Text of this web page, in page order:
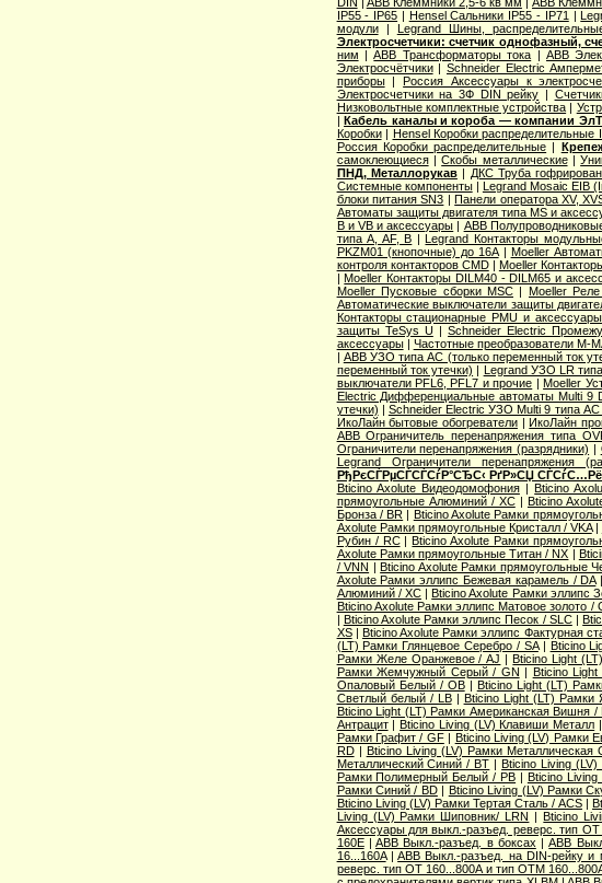
IP55 - IP65 | Hensel Сальники IP55 - IP71 |
модули| Legrand Шины,
Электросчетчики: счетчик однофазный,
ним |ABB Трансформаторы тока |ABB
Электросчётчики| Schneider Electric
приборы|Россия Аксессуары к
Электросчетчики на 3Ф DIN рейку |
Низковольтные комплектные устройства |
|Кабель каналы и короба — компании
Коробки| Hensel Коробки распределительные
Россия Коробки распределительные |
самоклеющиеся|Скобы металлические|
ПНД, Металлорукав| ДКС Труба
Системные компоненты| Legrand Mosaic ЕIB
блоки питания SN3 |Панели оператора XV,
Автоматы защиты двигателя типа MS и
B и VB и аксессуары | ABB
типа A, AF, B |Legrand Контакторы
PKZM01 (кнопочные) до 16А| Moeller
контроля контакторов CMD| Moeller
|Moeller Контакторы DILM40 - DILM65 и
Moeller Пусковые сборки MSC | Moeller
Автоматические выключатели защиты
Контакторы стационарные PMU и аксессуары
защиты TeSys U|Schneider Electric
аксессуары| Частотные преобразователи M-
| ABB УЗО типа АС (только переменный ток
переменный ток утечки) | Legrand УЗО LR
выключатели PFL6, PFL7 и прочие |Moeller
Electric Дифференциальные автоматы Multi 9
утечки) | Schneider Electric УЗО Multi 9 типа АС
ИкоЛайн бытовые обогреватели|ИкоЛайн
ABB Ограничитель перенапряжения типа
Ограничители перенапряжения (разрядники) |
Legrand Ограничители перенапряжения
РђРєСЃРµСЃСЃСѓР°СЂС‹ РґР»СЏ
Bticino Axolute Видеодомофония|Bticino
прямоугольные Алюминий / XC| Bticino
Бронза / BR | Bticino Axolute Рамки
Axolute Рамки прямоугольные Кристалл / VKA|
Рубин / RC|Bticino Axolute Рамки
Axolute Рамки прямоугольные Титан / NX |
/ VNN |Bticino Axolute Рамки прямоугольные
Axolute Рамки эллипс Бежевая карамель / DA|
Алюминий / XC|Bticino Axolute Рамки эллипс
Bticino Axolute Рамки эллипс Матовое золото /
| Bticino Axolute Рамки эллипс Песок / SLC|
XS| Bticino Axolute Рамки эллипс Фактурная
(LT) Рамки Глянцевое Серебро / SA| Bticino
Рамки Желе Оранжевое / AJ |Bticino Light
Рамки Жемчужный Серый / GN | Bticino
Опаловый Белый / OB| Bticino Light (LT)
Светлый белый / LB| Bticino Light (LT) Рамки
Bticino Light (LT) Рамки Американская Вишня /
Антрацит|Bticino Living (LV) Клавиши Металл |
Рамки Графит / GF| Bticino Living (LV) Рамки
RD| Bticino Living (LV) Рамки Металлическая
Металлический Синий / BT |Bticino Living
Рамки Полимерный Белый / PB | Bticino
Рамки Синий / BD| Bticino Living (LV) Рамки
Bticino Living (LV) Рамки Тертая Сталь / ACS|
Living (LV) Рамки Шиповник/ LRN |Bticino
Аксессуары для выкл.-разъед. реверс. тип OT
160E|ABB Выкл.-разъед. в боксах |ABB
16...160A|ABB Выкл.-разъед. на DIN-рейку и
реверс. тип OT 160...800A и тип OTМ